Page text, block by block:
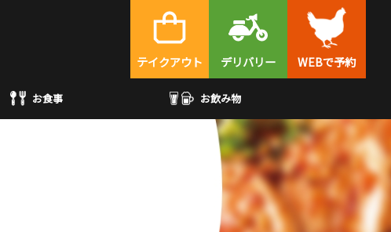
テイクアウト デリバリー WEBで予約
お食事 お飲み物